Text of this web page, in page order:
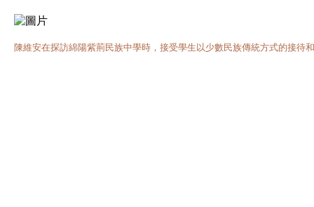
陳維安在探訪綿陽紫荊民族中學時，接受學生以少數民族傳統方式的接待